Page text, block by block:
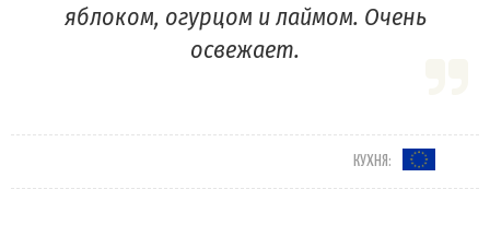
яблоком, огурцом и лаймом. Очень
освежает.
КУХНЯ: